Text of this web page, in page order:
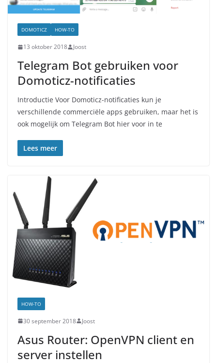
DOMOTICZ HOW-TO
13 oktober 2018 Joost
Telegram Bot gebruiken voor
Domoticz-notificaties
Introductie Voor Domoticz-notificaties kun je
verschillende commerciële apps gebruiken, maar het is
ook mogelijk om Telegram Bot hier voor in te
Lees meer
HOW-TO
30 september 2018 Joost
Asus Router: OpenVPN client en
server instellen